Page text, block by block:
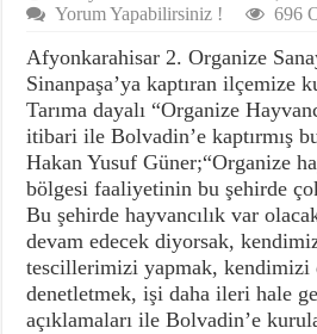
Yorum Yapabilirsiniz !
696
Afyonkarahisar 2. Organize
Sinanpaşa’ya kaptıran ilçemize
Tarıma dayalı “Organize
itibari ile Bolvadin’e kaptırmış
Hakan Yusuf Güner;“Organize
bölgesi faaliyetinin bu şehirde
Bu şehirde hayvancılık var
devam edecek diyorsak,
tescillerimizi yapmak, kendimizi
denetletmek, işi daha ileri hale
açıklamaları ile Bolvadin’e